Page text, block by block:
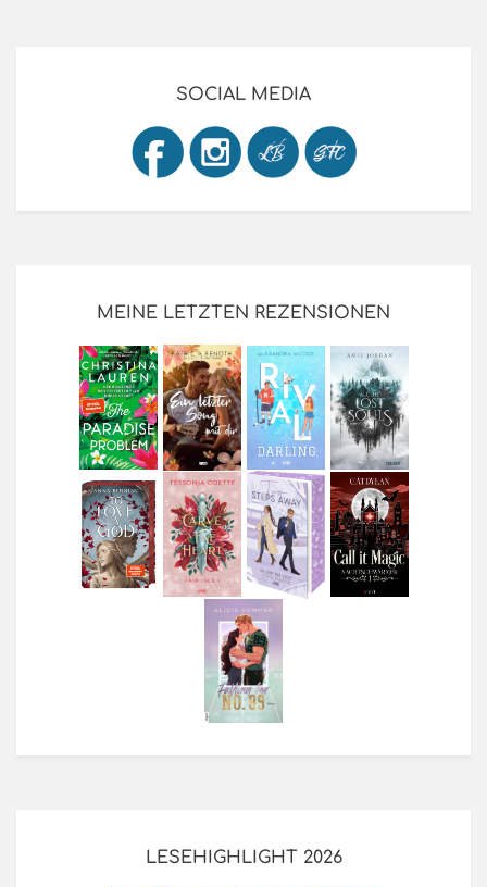
SOCIAL MEDIA
MEINE LETZTEN REZENSIONEN
LESEHIGHLIGHT 2026